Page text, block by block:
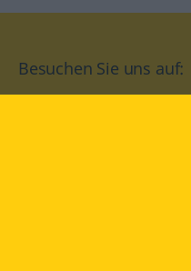
Besuchen Sie uns auf: